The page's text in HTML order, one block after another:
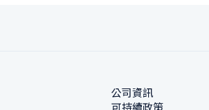
公司資訊
可持續政策